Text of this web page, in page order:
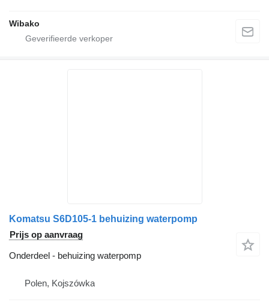
Wibako
Komatsu S6D105-1 behuizing waterpomp
Prijs op aanvraag
Onderdeel - behuizing waterpomp
Polen, Kojszówka